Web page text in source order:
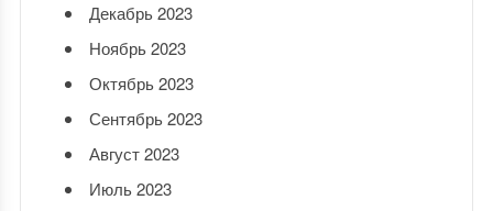
Декабрь 2023
Ноябрь 2023
Октябрь 2023
Сентябрь 2023
Август 2023
Июль 2023